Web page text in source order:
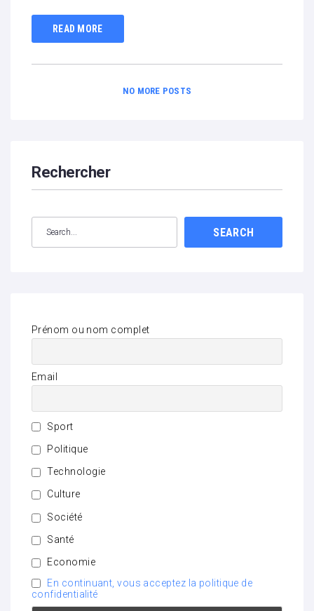
READ MORE
NO MORE POSTS
Rechercher
SEARCH
Prénom ou nom complet
Email
Sport
Politique
Technologie
Culture
Société
Santé
Economie
En continuant, vous acceptez la politique de
confidentialité